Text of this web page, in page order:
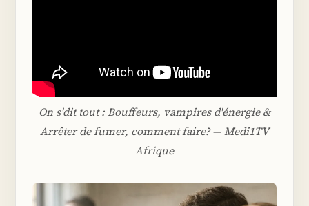
On s'dit tout : Bouffeurs, vampires d'énergie &
Arrêter de fumer, comment faire? — Medi1TV
Afrique